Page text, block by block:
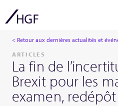
< Retour aux dernières actualités et
ARTICLES
La fin de
Brexit pour les
examen,